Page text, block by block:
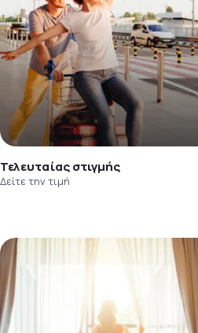
Τελευταίας στιγμής
Δείτε την τιμή